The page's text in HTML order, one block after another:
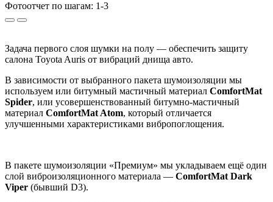
Фотоотчет по шагам: 1-3
Задача первого слоя шумки на полу — обеспечить защиту
салона Toyota Auris от вибраций днища авто.
В зависимости от выбранного пакета шумоизоляции мы
используем или битумный мастичный материал ComfortMat
Spider, или усовершенствованный битумно-мастичный
материал ComfortMat Atom, который отличается
улучшенными характеристиками вибропоглощения.
В пакете шумоизоляции «Премиум» мы укладываем ещё один
слой виброизоляционного материала — ComfortMat Dark
Viper (бывший D3).